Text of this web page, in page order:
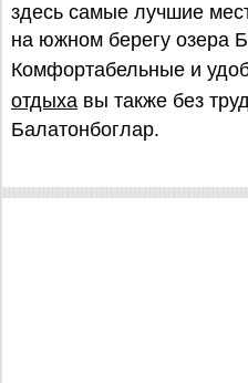
здесь самые лучшие
на южном берегу озера
Комфортабельные и
отдыха вы также без
Балатонбоглар.